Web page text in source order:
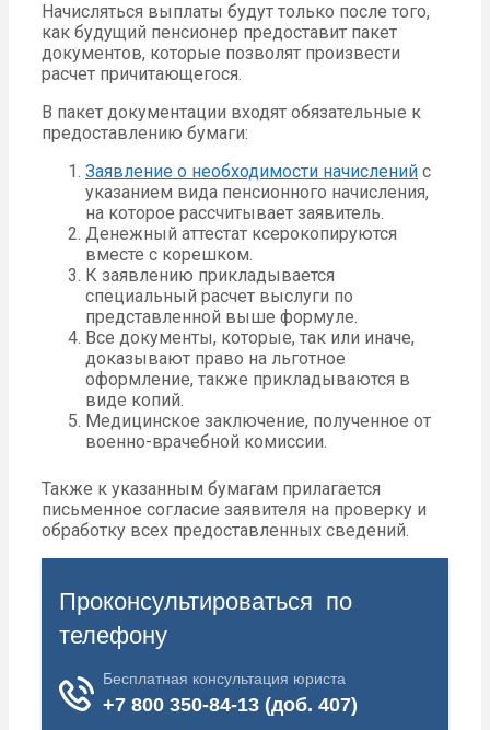
Начисляться выплаты будут только после того,
как будущий пенсионер предоставит пакет
документов, которые позволят произвести
расчет причитающегося.
В пакет документации входят обязательные к
предоставлению бумаги:
Заявление о необходимости начислений с
указанием вида пенсионного начисления,
на которое рассчитывает заявитель.
Денежный аттестат ксерокопируются
вместе с корешком.
К заявлению прикладывается
специальный расчет выслуги по
представленной выше формуле.
Все документы, которые, так или иначе,
доказывают право на льготное
оформление, также прикладываются в
виде копий.
Медицинское заключение, полученное от
военно-врачебной комиссии.
Также к указанным бумагам прилагается
письменное согласие заявителя на проверку и
обработку всех предоставленных сведений.